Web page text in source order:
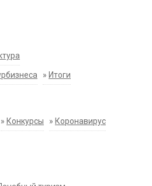
» Итоги
» Конкурсы » Коронавирус